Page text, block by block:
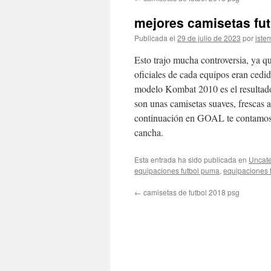
contenido
mejores camisetas
Publicada el 29 de julio de 2023 por
Esto trajo mucha controversia, ya
oficiales de cada equipos eran
modelo Kombat 2010 es el
son unas camisetas suaves,
continuación en GOAL te
cancha.
Esta entrada ha sido publicada en
equipaciones futbol puma, equipaciones
← camisetas de futbol 2018 psg